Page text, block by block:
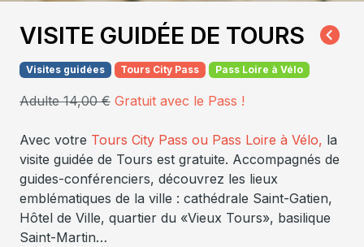
VISITE GUIDÉE DE TOURS
Visites guidées Tours City Pass Pass Loire à Vélo
Adulte 14,00 € Gratuit avec le Pass !
Avec votre Tours City Pass ou Pass Loire à Vélo, la
visite guidée de Tours est gratuite. Accompagnés de
guides-conférenciers, découvrez les lieux
emblématiques de la ville : cathédrale Saint-Gatien,
Hôtel de Ville, quartier du «Vieux Tours», basilique
Saint-Martin…